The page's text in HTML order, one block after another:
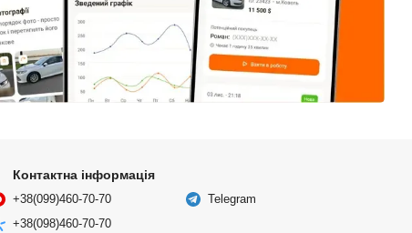
Контактна інформація
+38(099)460-70-70
+38(098)460-70-70
Telegram